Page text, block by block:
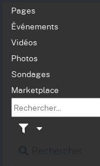
Pages
Événements
Vidéos
Photos
Sondages
Marketplace